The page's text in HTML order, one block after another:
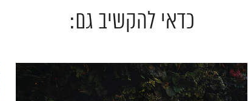
כדאי להקשיב גם: